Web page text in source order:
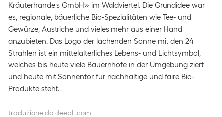
Kräuterhandels GmbH» im Waldviertel. Die Grundidee war
es, regionale, bäuerliche Bio-Spezialitäten wie Tee- und
Gewürze, Austriche und vieles mehr aus einer Hand
anzubieten. Das Logo der lachenden Sonne mit den 24
Strahlen ist ein mittelalterliches Lebens- und Lichtsymbol,
welches bis heute viele Bauernhöfe in der Umgebung ziert
und heute mit Sonnentor für nachhaltige und faire Bio-
Produkte steht.
traduzione da deepL.com